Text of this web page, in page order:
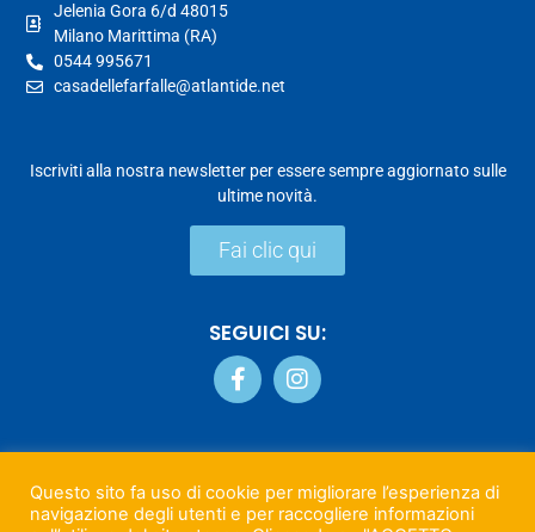
Jelenia Gora 6/d 48015
Milano Marittima (RA)
0544 995671
casadellefarfalle@atlantide.net
Iscriviti alla nostra newsletter per essere sempre aggiornato sulle
ultime novità.
Fai clic qui
SEGUICI SU:
Questo sito fa uso di cookie per migliorare l’esperienza di
navigazione degli utenti e per raccogliere informazioni